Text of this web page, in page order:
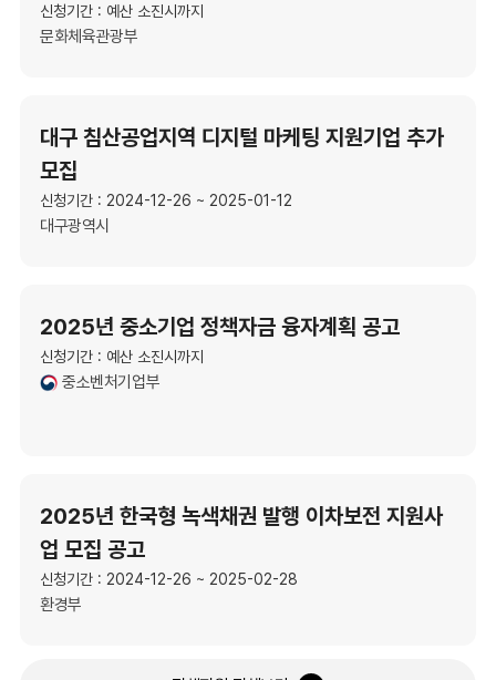
신청기간 : 예산 소진시까지
문화체육관광부
대구 침산공업지역 디지털 마케팅 지원기업 추가
모집
신청기간 : 2024-12-26 ~ 2025-01-12
대구광역시
2025년 중소기업 정책자금 융자계획 공고
신청기간 : 예산 소진시까지
중소벤처기업부
2025년 한국형 녹색채권 발행 이차보전 지원사
업 모집 공고
신청기간 : 2024-12-26 ~ 2025-02-28
환경부